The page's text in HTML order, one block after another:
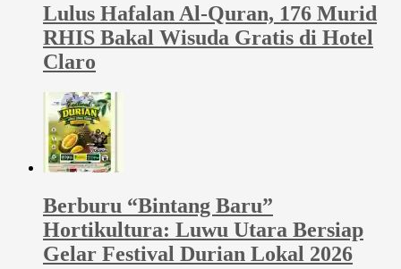
Lulus Hafalan Al-Quran, 176 Murid
RHIS Bakal Wisuda Gratis di Hotel
Claro
Berburu “Bintang Baru”
Hortikultura: Luwu Utara Bersiap
Gelar Festival Durian Lokal 2026